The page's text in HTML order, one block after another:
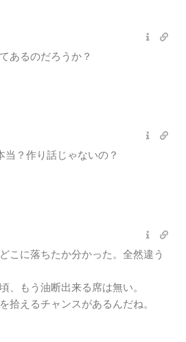
あるのだろうか？
？作り話じゃないの？
こに落ちたか分かった。全然違う
、もう油断出来る席は無い。
拾えるチャンスがあるんだね。